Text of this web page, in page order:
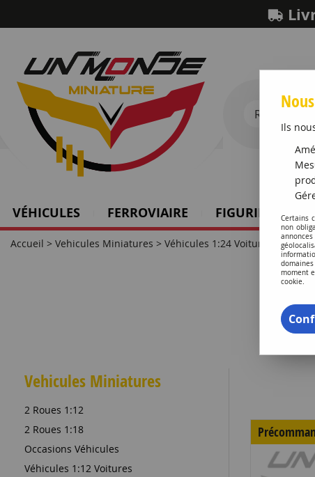
VÉHICULES FERROVIAIRE FIGURINES
Accueil > Vehicules Miniatures > Véhicules 1:24 Voitures
Vehicules Miniatures
2 Roues 1:12
2 Roues 1:18
Occasions Véhicules
Véhicules 1:12 Voitures
Ils
Certains
non
moment
cookie.